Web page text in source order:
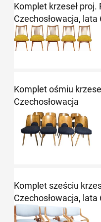
Komplet krzeseł proj.
Czechosłowacja, lata
Komplet ośmiu
Czechosłowacja
Komplet sześciu
Czechosłowacja, lata